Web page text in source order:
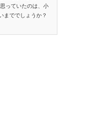
っていたのは、小
まででしょうか？